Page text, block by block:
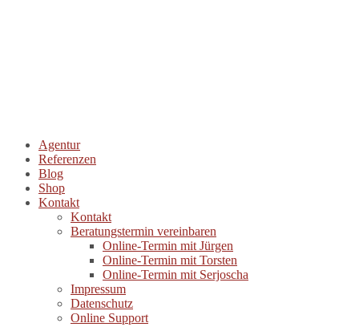
Agentur
Referenzen
Blog
Shop
Kontakt
Kontakt
Beratungstermin vereinbaren
Online-Termin mit Jürgen
Online-Termin mit Torsten
Online-Termin mit Serjoscha
Impressum
Datenschutz
Online Support